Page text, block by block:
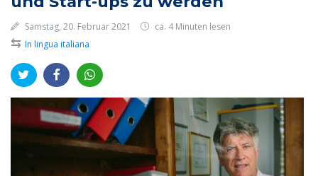
Samstag, 20. Februar 2021 ca. 4 Minuten lesen
⇆ In lingua italiana